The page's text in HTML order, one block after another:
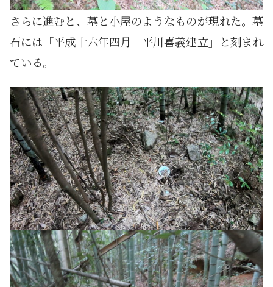
さらに進むと、墓と小屋のようなものが現れた。墓
石には「平成十六年四月 平川喜義建立」と刻まれ
ている。